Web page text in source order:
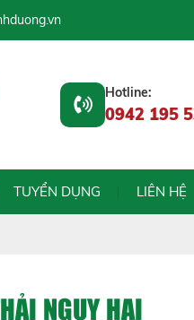
Hotline:
0942 195
TUYỂN DỤNG LIÊN HỆ
NGUY HẠI